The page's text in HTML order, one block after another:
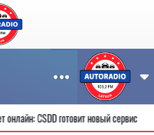
онлайн: CSDD готовит новый сервис